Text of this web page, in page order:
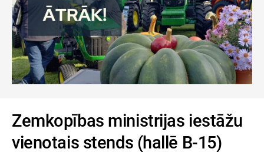
Zemkopības ministrijas iestāžu
vienotais stends (hallē B-15)